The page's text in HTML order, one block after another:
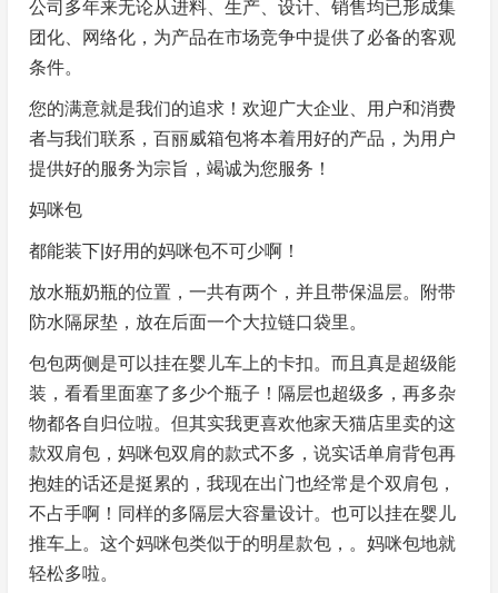
公司多年来无论从进料、生产、设计、销售均已形成集
团化、网络化，为产品在市场竞争中提供了必备的客观
条件。
您的满意就是我们的追求！欢迎广大企业、用户和消费
者与我们联系，百丽威箱包将本着用好的产品，为用户
提供好的服务为宗旨，竭诚为您服务！
妈咪包
都能装下|好用的妈咪包不可少啊！
放水瓶奶瓶的位置，一共有两个，并且带保温层。附带
防水隔尿垫，放在后面一个大拉链口袋里。
包包两侧是可以挂在婴儿车上的卡扣。而且真是超级能
装，看看里面塞了多少个瓶子！隔层也超级多，再多杂
物都各自归位啦。但其实我更喜欢他家天猫店里卖的这
款双肩包，妈咪包双肩的款式不多，说实话单肩背包再
抱娃的话还是挺累的，我现在出门也经常是个双肩包，
不占手啊！同样的多隔层大容量设计。也可以挂在婴儿
推车上。这个妈咪包类似于的明星款包，。妈咪包地就
轻松多啦。